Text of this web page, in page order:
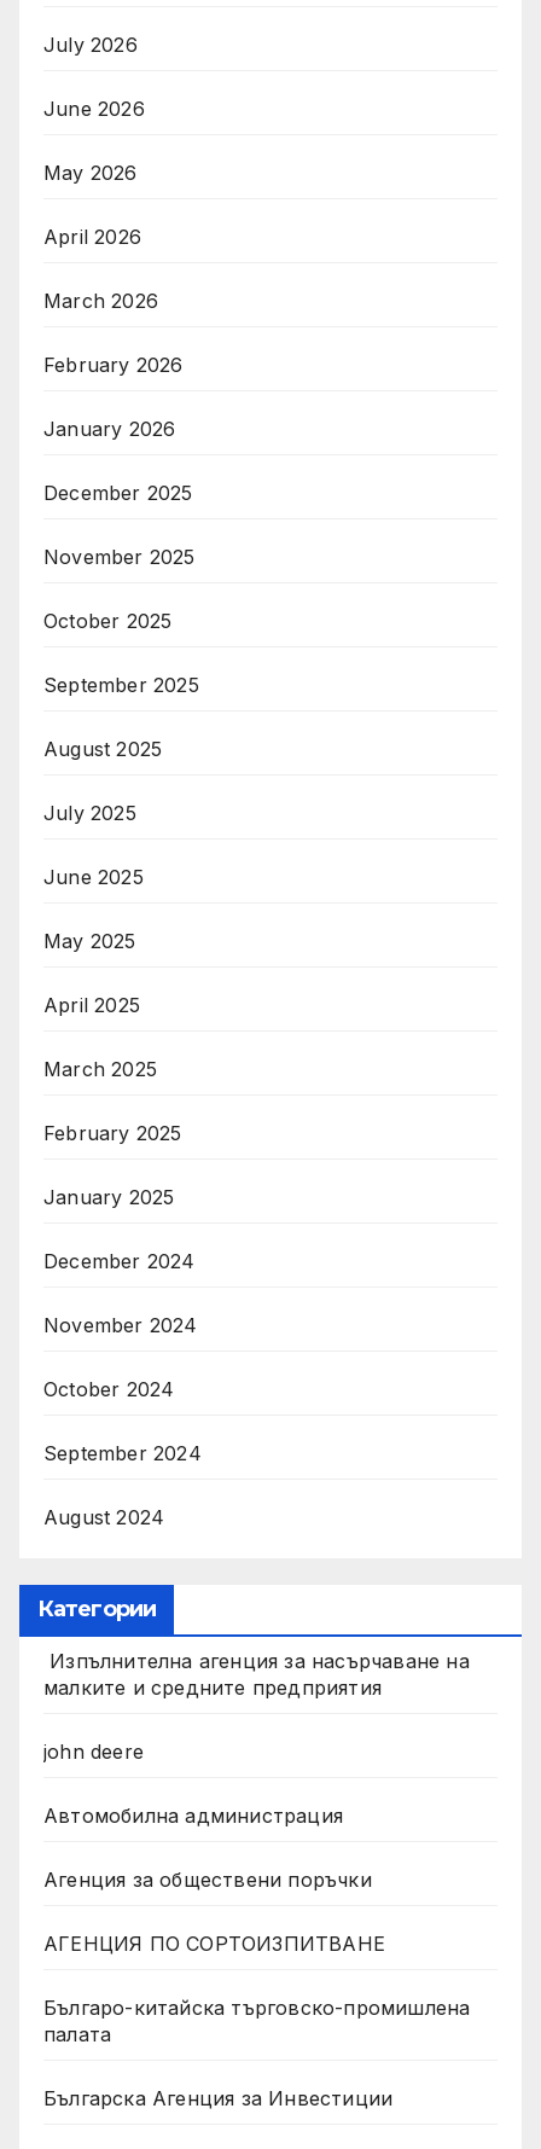
July 2026
June 2026
May 2026
April 2026
March 2026
February 2026
January 2026
December 2025
November 2025
October 2025
September 2025
August 2025
July 2025
June 2025
May 2025
April 2025
March 2025
February 2025
January 2025
December 2024
November 2024
October 2024
September 2024
August 2024
Категории
Изпълнителна агенция за насърчаване на
малките и средните предприятия
john deere
Автомобилна администрация
Агенция за обществени поръчки
АГЕНЦИЯ ПО СОРТОИЗПИТВАНЕ
Българо-китайска търговско-промишлена
палата
Българска Агенция за Инвестиции